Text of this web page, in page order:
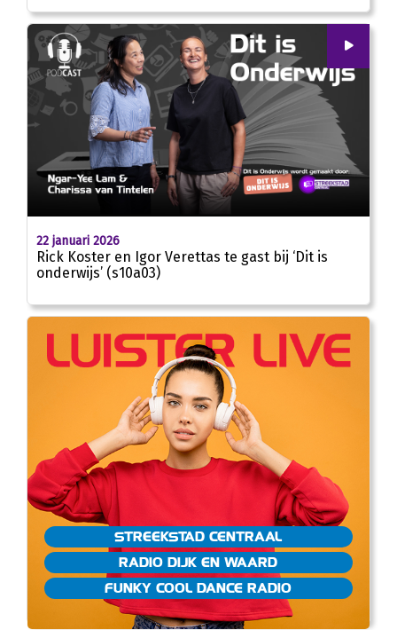
25:50
22 januari 2026
Rick Koster en Igor Verettas te gast bij ‘Dit is
onderwijs’ (s10a03)
STREEKSTAD CENTRAAL
RADIO DIJK EN WAARD
FUNKY COOL DANCE RADIO